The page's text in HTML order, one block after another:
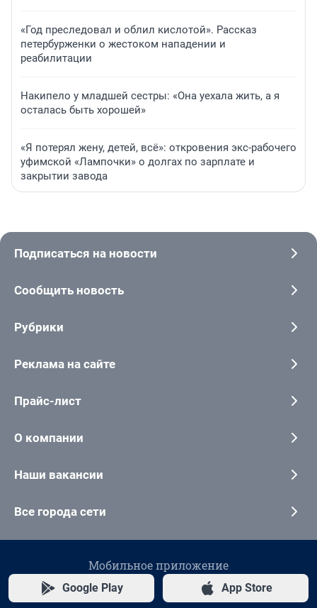
«Год преследовал и облил кислотой». Рассказ
петербурженки о жестоком нападении и
реабилитации
Накипело у младшей сестры: «Она уехала жить, а я
осталась быть хорошей»
«Я потерял жену, детей, всё»: откровения экс-рабочего
уфимской «Лампочки» о долгах по зарплате и
закрытии завода
Подписаться на новости
Сообщить новость
Рубрики
Реклама на сайте
Прайс-лист
О компании
Наши вакансии
Все города сети
Мобильное приложение
Google Play App Store